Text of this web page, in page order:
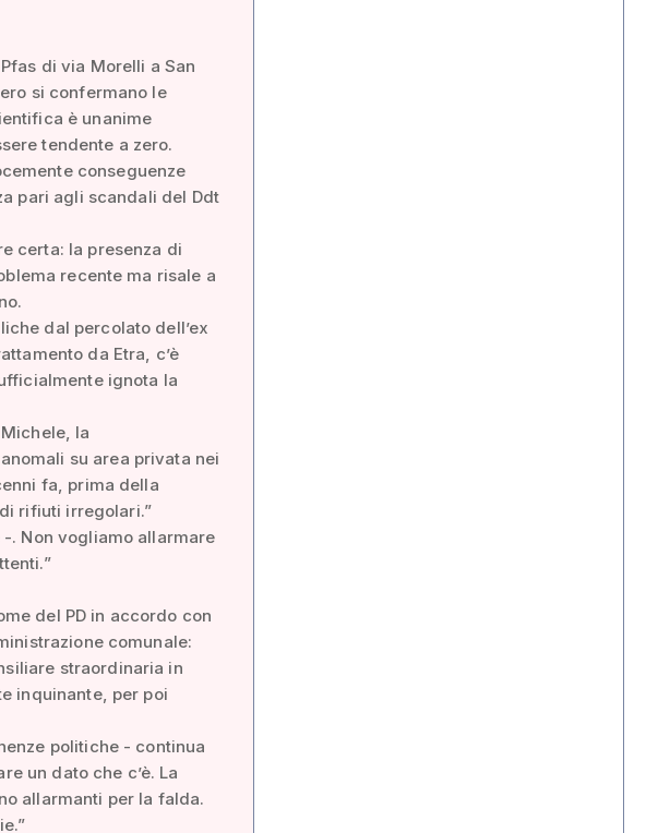
di via Morelli a San
si confermano le
è unanime
tendente a zero.
conseguenze
pari agli scandali del Ddt
certa: la presenza di
recente ma risale a
dal percolato dell’ex
da Etra, c’è
ignota la
la
su area privata nei
fa, prima della
rifiuti irregolari.”
. Non vogliamo allarmare
del PD in accordo con
comunale:
straordinaria in
inquinante, per poi
politiche - continua
un dato che c’è. La
allarmanti per la falda.